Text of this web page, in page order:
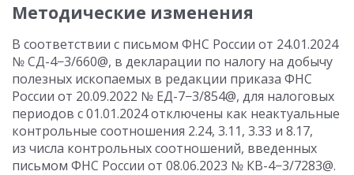
Методические изменения
В соответствии с письмом ФНС России от 24.01.2024
№ СД-4−3/660@, в декларации по налогу на добычу
полезных ископаемых в редакции приказа ФНС
России от 20.09.2022 № ЕД-7−3/854@, для налоговых
периодов с 01.01.2024отключены как неактуальные
контрольные соотношения 2.24, 3.11, 3.33 и 8.17,
из числа контрольных соотношений, введенных
письмом ФНС России от 08.06.2023 № КВ-4−3/7283@.